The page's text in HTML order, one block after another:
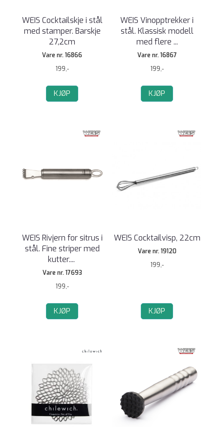
WEIS Cocktailskje i stål
med stamper. Barskje
27,2cm
Vare nr. 16866
199,-
KJØP
WEIS Vinopptrekker i
stål. Klassisk modell
med flere ...
Vare nr. 16867
199,-
KJØP
WEIS Rivjern for sitrus i
stål. Fine striper med
kutter....
Vare nr. 17693
199,-
KJØP
WEIS Cocktailvisp, 22cm
Vare nr. 19120
199,-
KJØP